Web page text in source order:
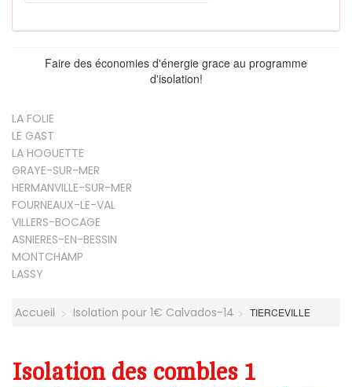
Faire des économies d'énergie grace au programme
d'isolation!
LA FOLIE
LE GAST
LA HOGUETTE
GRAYE-SUR-MER
HERMANVILLE-SUR-MER
FOURNEAUX-LE-VAL
VILLERS-BOCAGE
ASNIERES-EN-BESSIN
MONTCHAMP
LASSY
Accueil Isolation pour 1€ Calvados-14 TIERCEVILLE
Isolation des combles 1